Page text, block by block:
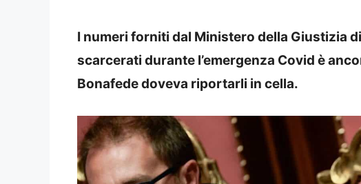
I numeri forniti dal Ministero della Giustizia
scarcerati durante l’emergenza Covid è
Bonafede doveva riportarli in cella.